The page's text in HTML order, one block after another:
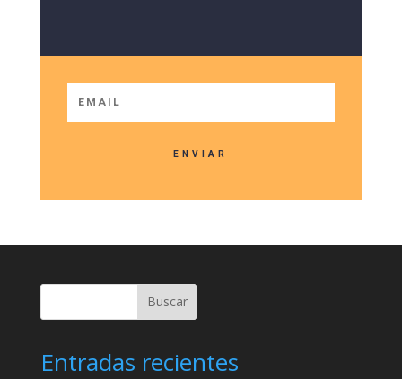
ENVIAR
Buscar
Entradas recientes